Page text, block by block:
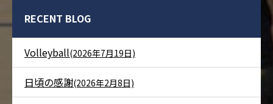
RECENT BLOG
Volleyball(2026年7月19日)
日頃の感謝(2026年2月8日)